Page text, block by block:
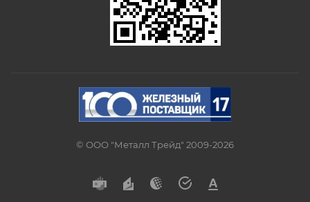
© ООО "Металл Трейд" 2009-2026